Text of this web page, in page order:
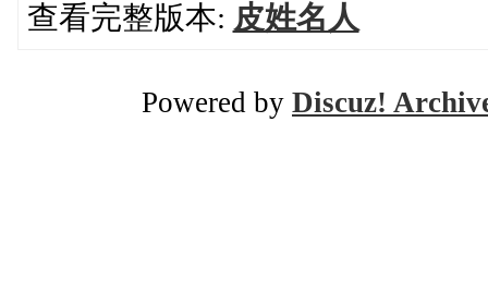
查看完整版本: 皮姓名人
Powered by Discuz!